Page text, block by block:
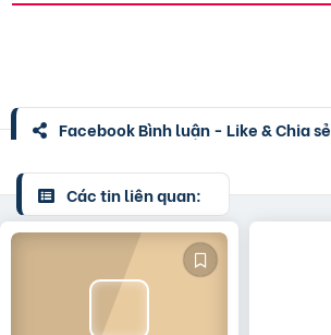
Facebook Bình luận - Like & Chia sẻ
Các tin liên quan: